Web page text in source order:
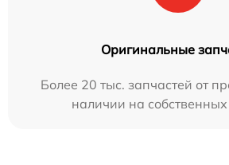
Оригинальные
Более 20 тыс. запчастей от
наличии на